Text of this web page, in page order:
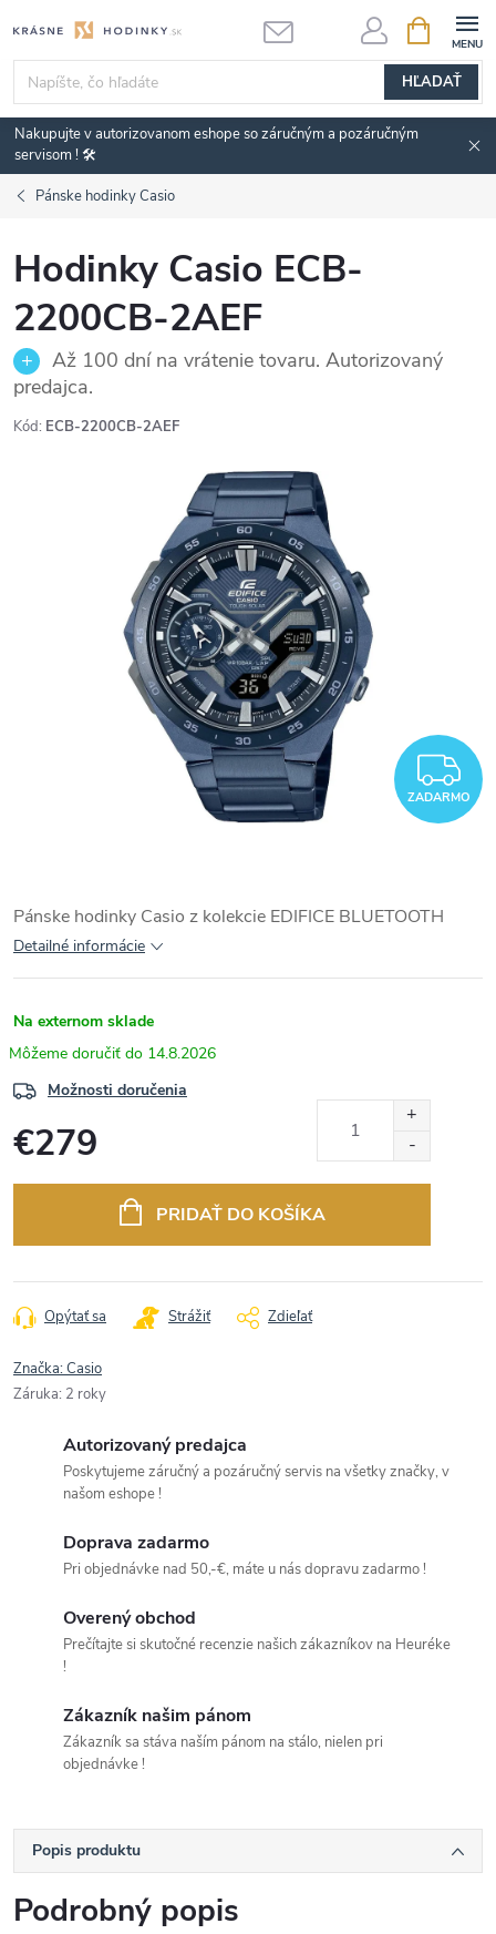
na
obsah
HĽADAŤ
KOŠÍK
Nakupujte v autorizovanom eshope so záručným a pozáručným
servisom ! 🛠️
Pánske hodinky Casio
Hodinky Casio ECB-
2200CB-2AEF
Až 100 dní na vrátenie tovaru. Autorizovaný
predajca.
Kód: ECB-2200CB-2AEF
ZADARMO
Pánske hodinky Casio z kolekcie EDIFICE BLUETOOTH
Detailné informácie
Na externom sklade
14.8.2026
Možnosti doručenia
€279
PRIDAŤ DO KOŠÍKA
Opýtať sa Strážiť Zdieľať
Značka:Casio
Záruka: 2 roky
Autorizovaný predajca
Poskytujeme záručný a pozáručný servis na všetky značky, v
našom eshope !
Doprava zadarmo
Pri objednávke nad 50,-€, máte u nás dopravu zadarmo !
Overený obchod
Prečítajte si skutočné recenzie našich zákazníkov na Heuréke
!
Zákazník našim pánom
Zákazník sa stáva naším pánom na stálo, nielen pri
objednávke !
Popis produktu
Podrobný popis